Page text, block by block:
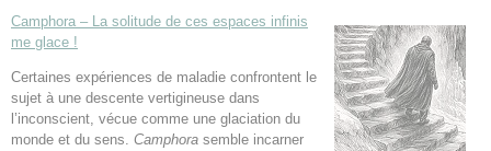
Camphora – La solitude de ces espaces infinis
me glace !
Certaines expériences de maladie confrontent le
sujet à une descente vertigineuse dans
l’inconscient, vécue comme une glaciation du
monde et du sens. Camphora semble incarner